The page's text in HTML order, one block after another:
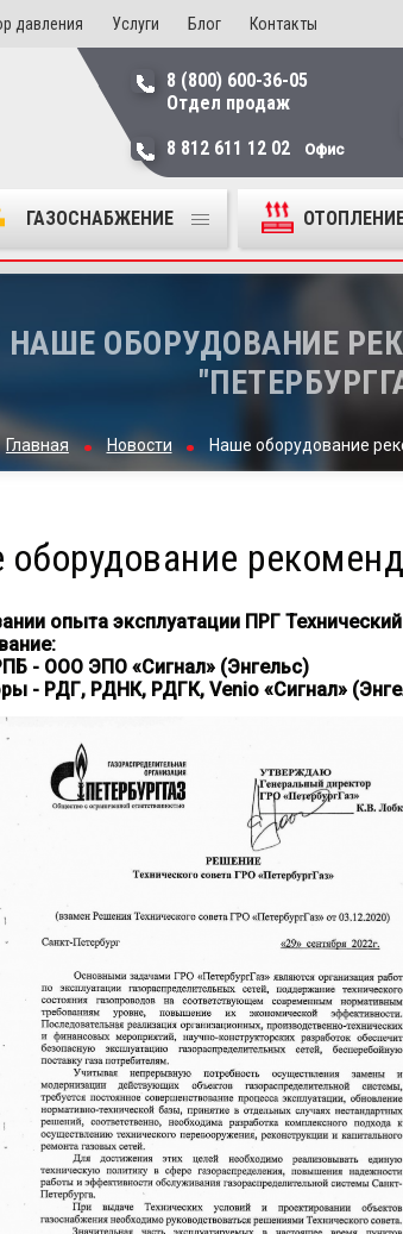
давления Услуги Блог Контакты
8 (800) 600-36-05
Отдел продаж
8 812 611 12 02
Офис
ГАЗОСНАБЖЕНИЕ
НАШЕ ОБОРУДОВАНИЕ
Главная Новости Наше оборудование
опыта эксплуатации ПРГ
- ООО ЭПО «Сигнал» (Энгельс)
- РДГ, РДНК, РДГК, Venio «Сигнал»